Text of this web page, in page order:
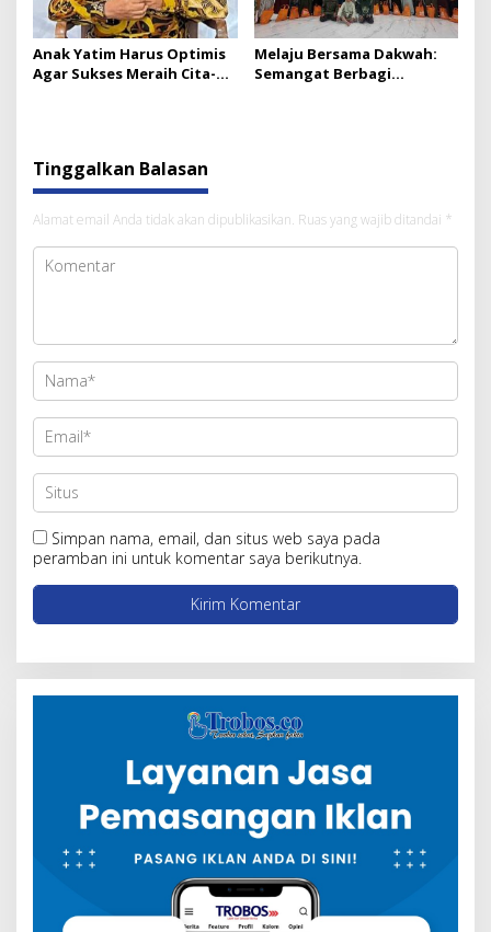
Anak Yatim Harus Optimis
Agar Sukses Meraih Cita-
Melaju Bersama Dakwah:
Semangat Berbagi
Tinggalkan Balasan
Alamat email Anda tidak akan dipublikasikan. Ruas yang wajib ditandai *
Simpan nama, email, dan situs web saya pada
peramban ini untuk komentar saya berikutnya.